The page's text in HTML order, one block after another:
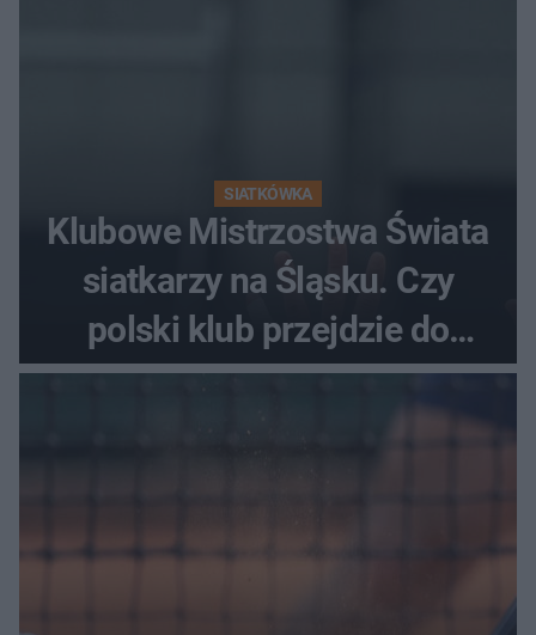
SIATKÓWKA
Klubowe Mistrzostwa Świata
siatkarzy na Śląsku. Czy
polski klub przejdzie do
historii